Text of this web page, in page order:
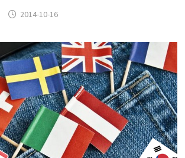
2014-10-16